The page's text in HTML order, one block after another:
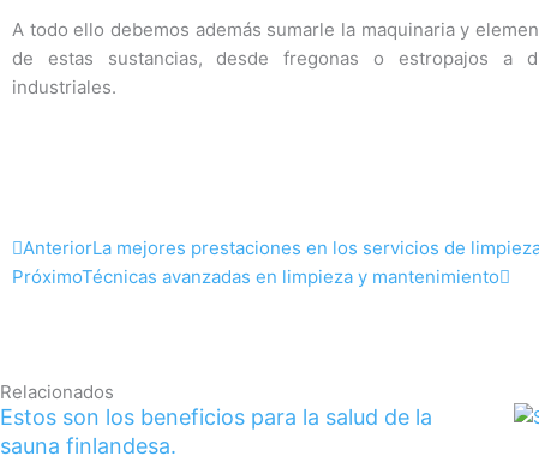
A todo ello debemos además sumarle la maquinaria y
de estas sustancias, desde fregonas o estropajos a
industriales.
Ant
AnteriorLa mejores prestaciones en los servicios de
PróximoTécnicas avanzadas en limpieza y mantenimiento
Relacionados
Estos son los beneficios para la salud de la
sauna finlandesa.